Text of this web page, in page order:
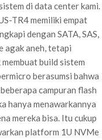
di data center kami.
TR4 memiliki empat
dengan SATA, SAS,
agak aneh, tetapi
build sistem
berasumsi bahwa
campuran flash
hanya menawarkannya
mereka bisa. Itu cukup
platform 1U NVMe